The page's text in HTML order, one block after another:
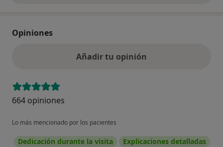
Opiniones
Añadir tu opinión
664 opiniones
Lo más mencionado por los pacientes
Dedicación durante la visita
Explicaciones detalladas